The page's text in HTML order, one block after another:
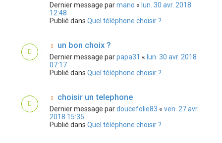
Dernier message parmano « lun. 30 avr. 2018
12:48
Publié dans Quel téléphone choisir ?
un bon choix ?
Dernier message parpapa31 « lun. 30 avr. 2018
07:17
Publié dans Quel téléphone choisir ?
choisir un telephone
Dernier message pardoucefolie83 « ven. 27 avr.
2018 15:35
Publié dans Quel téléphone choisir ?